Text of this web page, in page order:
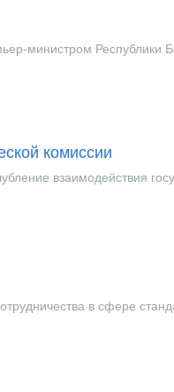
министром Республики
комиссии
взаимодействия
в сфере